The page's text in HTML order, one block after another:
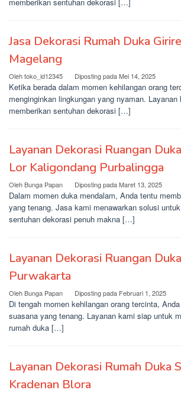
Jasa Dekorasi Rumah Duka
Magelang
Olehtoko_id12345 Diposting padaMei 14, 2025
Ketika berada dalam momen kehilangan orang
menginginkan lingkungan yang nyaman.
memberikan sentuhan dekorasi […]
Layanan Dekorasi Ruangan
Lor Kaligondang Purbalingga
Oleh Bunga Papan Diposting padaMaret 13, 2025
Dalam momen duka mendalam, Anda tentu
yang tenang. Jasa kami menawarkan solusi
sentuhan dekorasi penuh makna […]
Layanan Dekorasi Ruangan
Purwakarta
Oleh Bunga Papan Diposting pada Februari 1, 2025
Di tengah momen kehilangan orang tercinta,
suasana yang tenang. Layanan kami siap untuk
rumah duka […]
Layanan Dekorasi Rumah Duka
Kradenan Blora